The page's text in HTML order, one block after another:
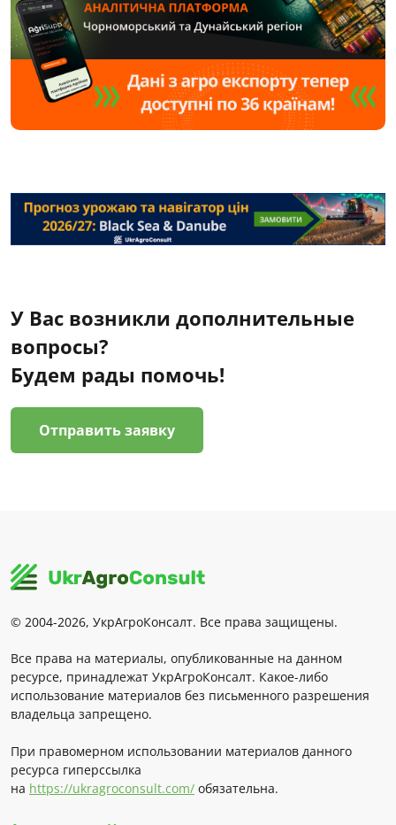
У Вас возникли дополнительные
вопросы?
Будем рады помочь!
Отправить заявку
© 2004-2026, УкрАгроКонсалт. Все права защищены.
Все права на материалы, опубликованные на данном
ресурсе, принадлежат УкрАгроКонсалт. Какое-либо
использование материалов без письменного разрешения
владельца запрещено.
При правомерном использовании материалов данного
ресурса гиперссылка
на https://ukragroconsult.com/ обязательна.